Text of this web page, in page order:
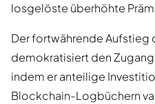
losgelöste überhöhte
Der fortwährende
demokratisiert den
indem er anteilige
Blockchain-Logbüchern